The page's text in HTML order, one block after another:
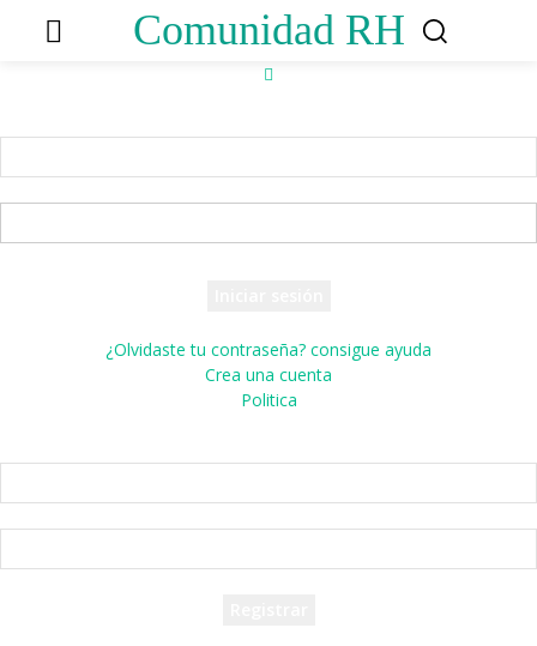
Comunidad RH
¿Olvidaste tu contraseña? consigue ayuda
Crea una cuenta
Politica